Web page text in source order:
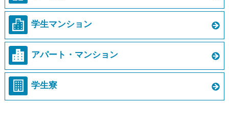
学生マンション
アパート・マンション
学生寮